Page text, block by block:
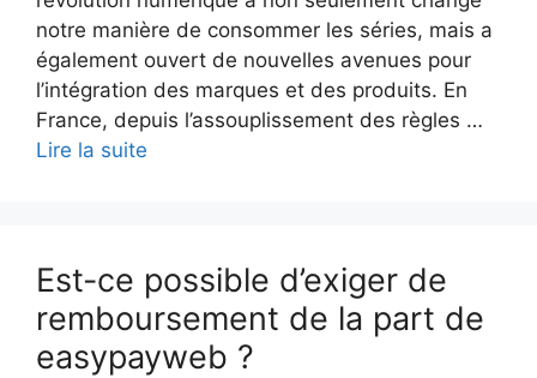
notre manière de consommer les séries, mais a
également ouvert de nouvelles avenues pour
l’intégration des marques et des produits. En
France, depuis l’assouplissement des règles …
Lire la suite
Est-ce possible d’exiger de
remboursement de la part de
easypayweb ?